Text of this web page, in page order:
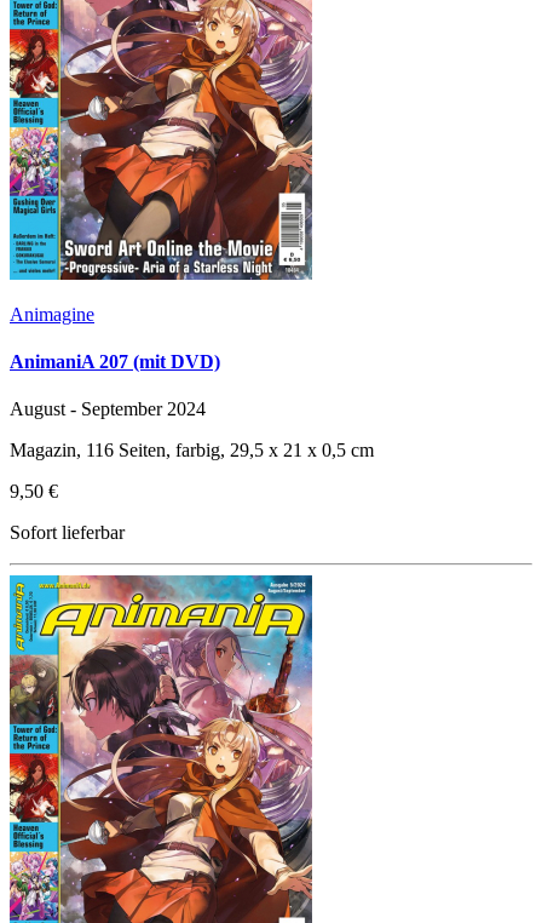
Animagine
AnimaniA 207 (mit DVD)
August - September 2024
Magazin, 116 Seiten, farbig, 29,5 x 21 x 0,5 cm
9,50 €
Sofort lieferbar